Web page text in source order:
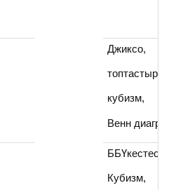
Джиксо,
топтастыру,
кубизм,
Венн
ББҮкестесі,
Кубизм,